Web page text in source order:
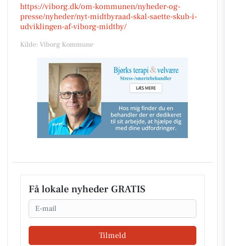
https://viborg.dk/om-kommunen/nyheder-og-
presse/nyheder/nyt-midtbyraad-skal-saette-skub-i-
udviklingen-af-viborg-midtby/
Kilde: Viborg Kommune
Få lokale nyheder GRATIS
Email
Tilmeld